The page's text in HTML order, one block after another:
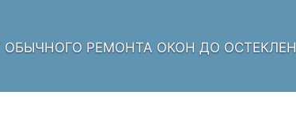
МОНТАЖА И РЕМОНТА. ЗАЛОГ УСПЕХА -